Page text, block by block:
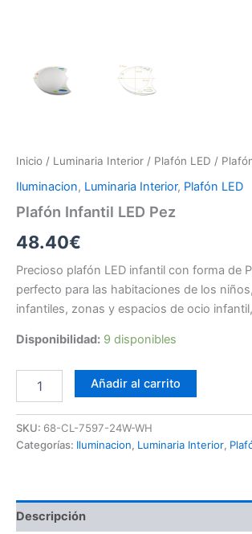
Inicio / Luminaria Interior / Plafón LED /
Iluminacion, Luminaria Interior, Plafón LED
Plafón Infantil LED Pez
48.40€
Precioso plafón LED infantil con forma de
perfecto para las habitaciones de los
infantiles, zonas y espacios de ocio
Disponibilidad: 9 disponibles
Infantil
Pez
cantidad
Añadir al carrito
SKU: 68-CL-7597-24W-WH
Categorías: Iluminacion, Luminaria Interior,
Descripción